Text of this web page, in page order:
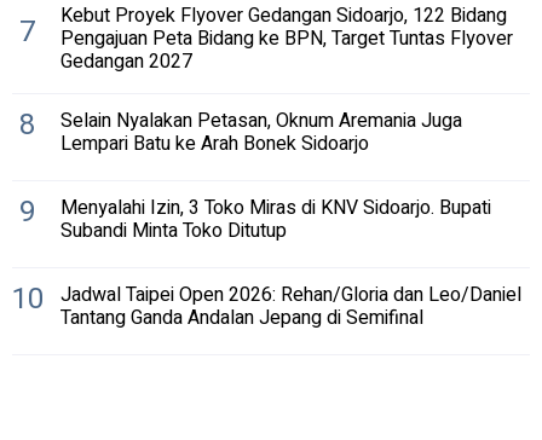
7 Kebut Proyek Flyover Gedangan Sidoarjo, 122 Bidang
Pengajuan Peta Bidang ke BPN, Target Tuntas Flyover
Gedangan 2027
8 Selain Nyalakan Petasan, Oknum Aremania Juga
Lempari Batu ke Arah Bonek Sidoarjo
9 Menyalahi Izin, 3 Toko Miras di KNV Sidoarjo. Bupati
Subandi Minta Toko Ditutup
10 Jadwal Taipei Open 2026: Rehan/Gloria dan Leo/Daniel
Tantang Ganda Andalan Jepang di Semifinal